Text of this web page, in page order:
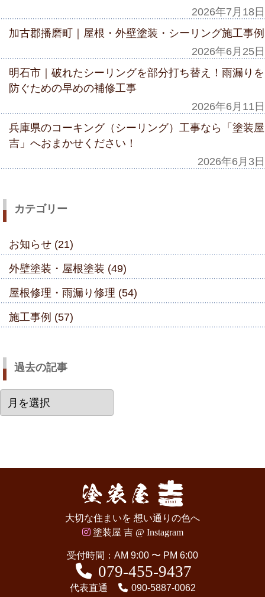
2026年7月18日
加古郡播磨町｜屋根・外壁塗装・シーリング施工事例
2026年6月25日
明石市｜破れたシーリングを部分打ち替え！雨漏りを
防ぐための早めの補修工事
2026年6月11日
兵庫県のコーキング（シーリング）工事なら「塗装屋
吉」へおまかせください！
2026年6月3日
カテゴリー
お知らせ (21)
外壁塗装・屋根塗装 (49)
屋根修理・雨漏り修理 (54)
施工事例 (57)
過去の記事
去
大切な住まいを 想い通りの色へ
塗装屋 吉 @ Instagram
受付時間：AM 9:00 〜 PM 6:00
079-455-9437
代表直通 090-5887-0062